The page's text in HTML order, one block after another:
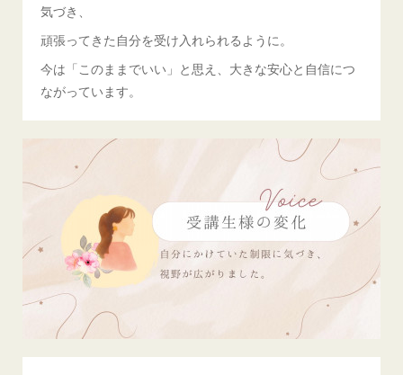
気づき、
頑張ってきた自分を受け入れられるように。
今は「このままでいい」と思え、大きな安心と自信につ
ながっています。